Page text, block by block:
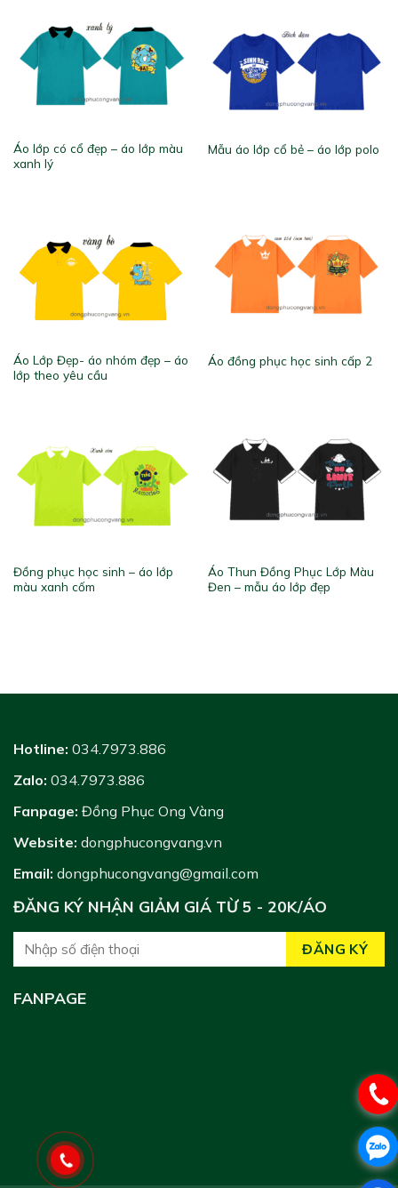
Áo lớp có cổ đẹp – áo lớp màu
xanh lý
Mẫu áo lớp cổ bẻ – áo lớp polo
Áo Lớp Đẹp- áo nhóm đẹp – áo
lớp theo yêu cầu
Áo đồng phục học sinh cấp 2
Đồng phục học sinh – áo lớp
màu xanh cốm
Áo Thun Đồng Phục Lớp Màu
Đen – mẫu áo lớp đẹp
Hotline: 034.7973.886
Zalo: 034.7973.886
Fanpage: Đồng Phục Ong Vàng
Website: dongphucongvang.vn
Email: dongphucongvang@gmail.com
ĐĂNG KÝ NHẬN GIẢM GIÁ TỪ 5 - 20K/ÁO
FANPAGE